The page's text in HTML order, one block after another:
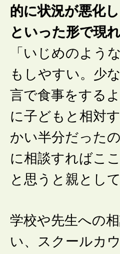
的に状況が悪化
といった形で現
「いじめのよう
もしやすい。少
言で食事をする
に子どもと相対
かい半分だった
に相談すればこ
と思うと親とし
学校や先生への
い、スクールカ